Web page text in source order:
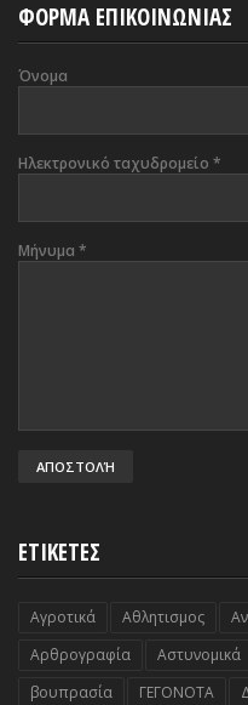
ΦΟΡΜΑ ΕΠΙΚΟΙΝΩΝΙΑΣ
Όνομα
Ηλεκτρονικό ταχυδρομείο *
Μήνυμα *
ΕΤΙΚΕΤΕΣ
Αγροτικά Αθλητισμος
Αρθρογραφία
Αστυνομικά
βουπρασία
ΓΕΓΟΝΟΤΑ